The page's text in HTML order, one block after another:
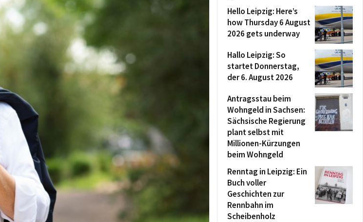
Hello Leipzig: Here’s
how Thursday 6 August
2026 gets underway
Hallo Leipzig: So
startet Donnerstag,
der 6. August 2026
Antragsstau beim
Wohngeld in Sachsen:
Sächsische Regierung
plant selbst mit
Millionen-Kürzungen
beim Wohngeld
Renntag in Leipzig: Ein
Buch voller
Geschichten zur
Rennbahn im
Scheibenholz